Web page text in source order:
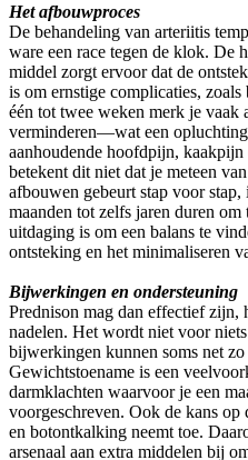
Het afbouwproces
De behandeling van arteriitis
ware een race tegen de klok. De
middel zorgt ervoor dat de
is om ernstige complicaties,
één tot twee weken merk je vaak
verminderen—wat een
aanhoudende hoofdpijn, kaakpijn
betekent dit niet dat je meteen
afbouwen gebeurt stap voor
maanden tot zelfs jaren duren
uitdaging is om een balans te
ontsteking en het minimaliseren
Bijwerkingen en ondersteuning
Prednison mag dan effectief zijn,
nadelen. Het wordt niet voor
bijwerkingen kunnen soms net
Gewichtstoename is een
darmklachten waarvoor je een
voorgeschreven. Ook de kans op
en botontkalking neemt toe.
arsenaal aan extra middelen bij